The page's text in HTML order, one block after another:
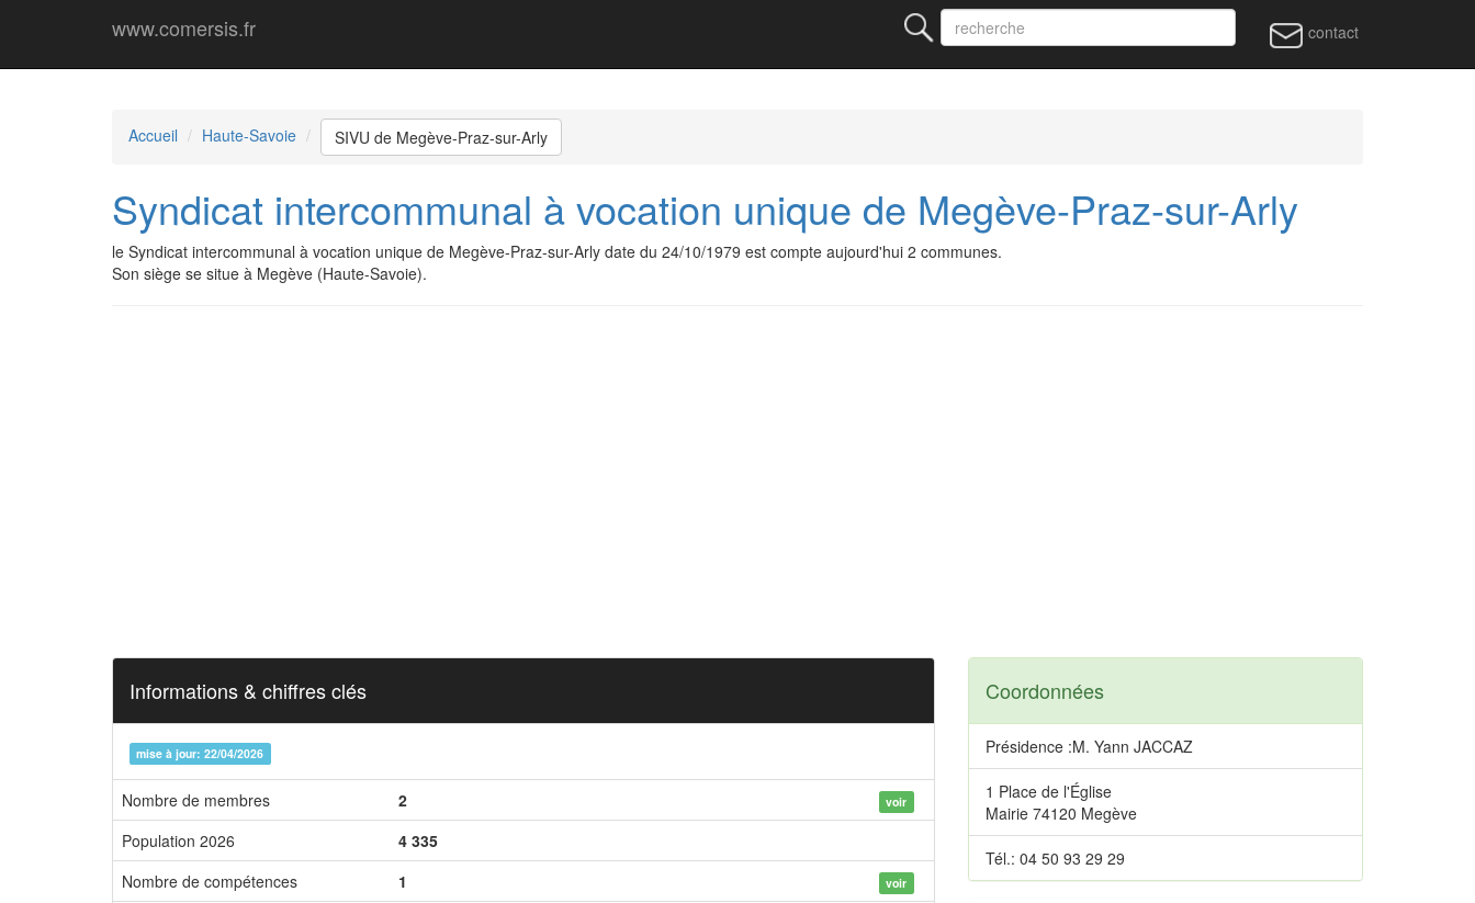
www.comersis.fr contact
Accueil Haute-Savoie SIVU de Megève-Praz-sur-Arly
Syndicat intercommunal à vocation unique de Megève-Praz-sur-Arly
le Syndicat intercommunal à vocation unique de Megève-Praz-sur-Arly date du 24/10/1979 est compte aujourd'hui 2 communes.
Son siège se situe à Megève (Haute-Savoie).
Informations & chiffres clés
mise à jour: 22/04/2026
Nombre de membres 2 voir
Population 2026
4 335
Nombre de compétences
1 voir
Coordonnées
Présidence :M. Yann JACCAZ
1 Place de l'Église
Mairie 74120 Megève
Tél.: 04 50 93 29 29